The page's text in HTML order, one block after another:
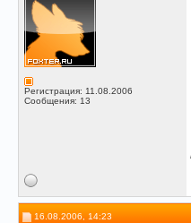
Регистрация: 11.08.2006
Сообщения: 13
16.08.2006, 14:23